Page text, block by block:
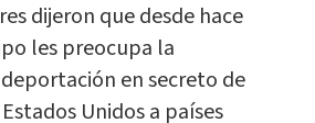
dijeron que desde hace
les preocupa la
en secreto de
Unidos a países